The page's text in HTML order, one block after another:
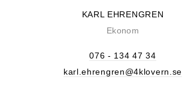
KARL EHRENGREN
Ekonom
076 - 134 47 34
karl.ehrengren@4klovern.se